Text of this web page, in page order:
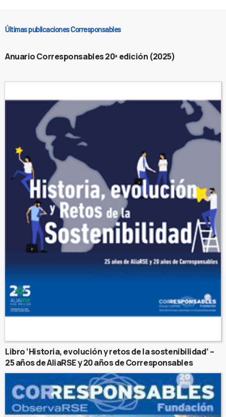
Últimas publicaciones Corresponsables
Anuario Corresponsables 20ª edición (2025)
Libro ‘Historia, evolución y retos de la sostenibilidad’ –
25 años de AliaRSE y 20 años de Corresponsables